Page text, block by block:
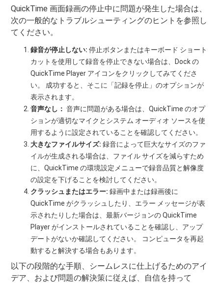
QuickTime 画面録画の停止中に問題が発生した場合は、
次の一般的なトラブルシューティングのヒントを参照し
てください。
録音が停止しない: 停止ボタンまたはキーボード ショート
カットを使用して録音を停止できない場合は、Dock の
QuickTime Player アイコンをクリックしてみてくださ
い。 成功すると、そこに「記録を停止」のオプションが
表示されます。
音声なし： 音声に問題がある場合は、QuickTime のオプ
ションが適切なマイクとシステム オーディオ ソースを使
用するように設定されていることを確認してください。
大きなファイルサイズ: 録音によって巨大なサイズのファ
イルが生成される場合は、ファイル サイズを減らすため
に、QuickTime の環境設定メニューで録音品質と解像度
の設定を下げることを検討してください。
クラッシュまたはエラー: 録画中または録画後に
QuickTime がクラッシュしたり、エラー メッセージが表
示されたりした場合は、最新バージョンの QuickTime
Player がインストールされていることを確認し、アップ
デートがないか確認してください。 コンピュータを再起
動すると解決する場合もあります。
以下の段階的な手順、シームレスに仕上げるためのアイ
デア、および問題の解決策に従えば、自信を持って